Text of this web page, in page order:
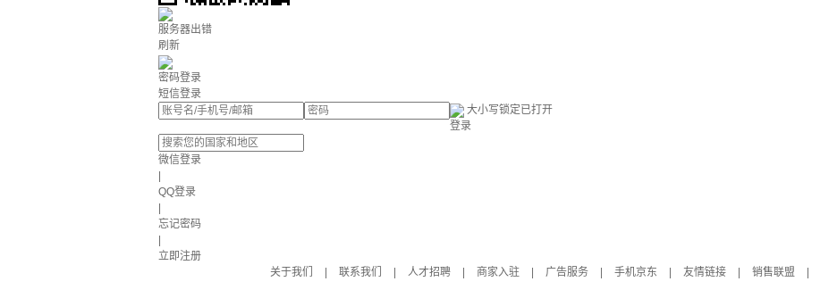
服务器出错
刷新
密码登录
短信登录
大小写锁定已打开
登录
微信登录
QQ登录
忘记密码
立即注册
关于我们
联系我们 人才招聘 商家入驻 广告服务 手机京东 友情链接 销售联盟